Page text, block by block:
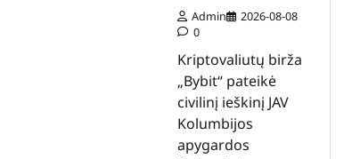
Admin
2026-08-08
0
Kriptovaliutų birža
„Bybit“ pateikė
civilinį ieškinį JAV
Kolumbijos
apygardos